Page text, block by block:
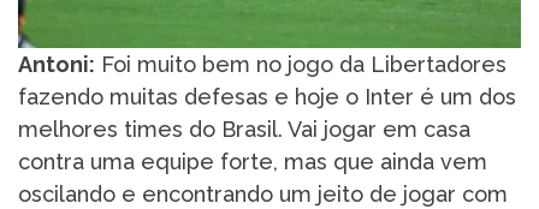
Antoni: Foi muito bem no jogo da Libertadores
fazendo muitas defesas e hoje o Inter é um dos
melhores times do Brasil. Vai jogar em casa
contra uma equipe forte, mas que ainda vem
oscilando e encontrando um jeito de jogar com